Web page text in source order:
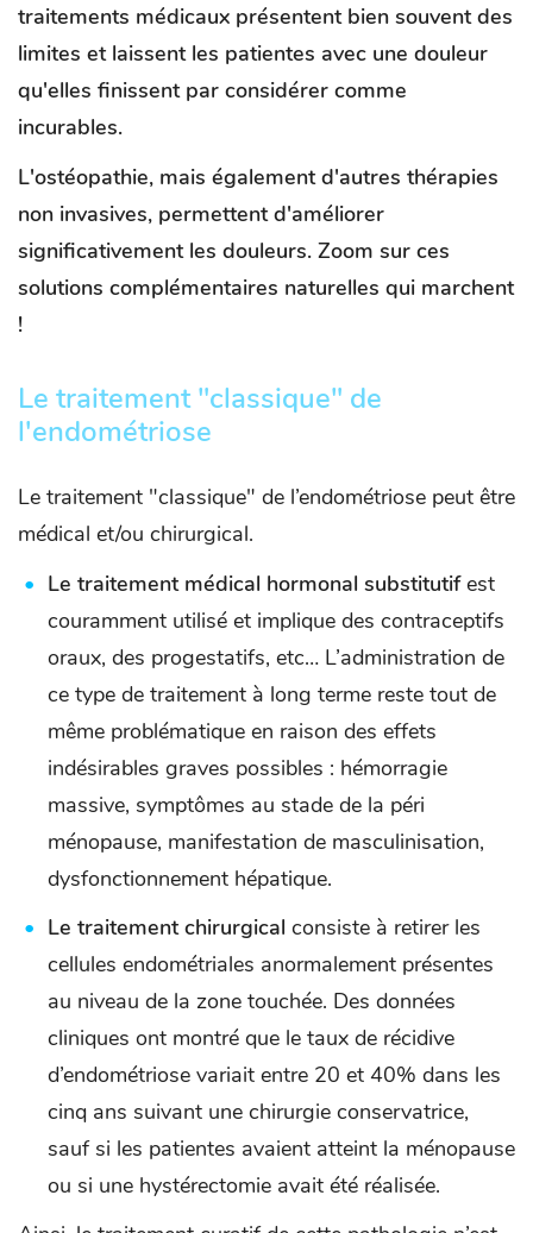
traitements médicaux présentent bien souvent des
limites et laissent les patientes avec une douleur
qu'elles finissent par considérer comme
incurables.
L'ostéopathie, mais également d'autres thérapies
non invasives, permettent d'améliorer
significativement les douleurs. Zoom sur ces
solutions complémentaires naturelles qui marchent
!
Le traitement "classique" de
l'endométriose
Le traitement "classique" de l’endométriose peut être
médical et/ou chirurgical.
Le traitement médical hormonal substitutifest
couramment utilisé et implique des contraceptifs
oraux, des progestatifs, etc… L’administration de
ce type de traitement à long terme reste tout de
même problématique en raison des effets
indésirables graves possibles : hémorragie
massive, symptômes au stade de la péri
ménopause, manifestation de masculinisation,
dysfonctionnement hépatique.
Le traitement chirurgical consiste à retirer les
cellules endométriales anormalement présentes
au niveau de la zone touchée. Des données
cliniques ont montré que le taux de récidive
d’endométriose variait entre 20 et 40% dans les
cinq ans suivant une chirurgie conservatrice,
sauf si les patientes avaient atteint la ménopause
ou si une hystérectomie avait été réalisée.